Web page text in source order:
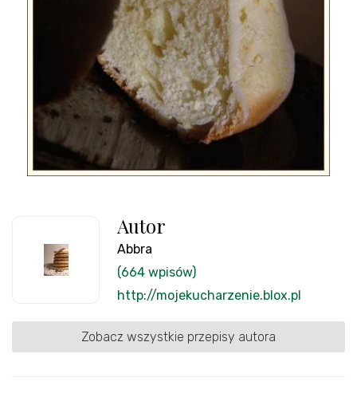
Autor
Abbra
(664 wpisów)
http://mojekucharzenie.blox.pl
Zobacz wszystkie przepisy autora